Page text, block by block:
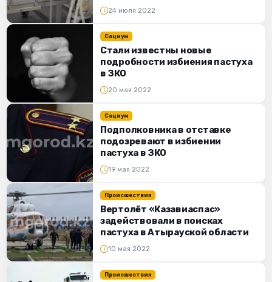
24 июля 2022
Социум
Стали известны новые
подробности избиения пастуха
в ЗКО
20 мая 2022
Социум
Подполковника в отставке
подозревают в избиении
пастуха в ЗКО
19 мая 2022
Происшествия
Вертолёт «Казавиаспас»
задействовали в поисках
пастуха в Атырауской области
10 мая 2022
Происшествия